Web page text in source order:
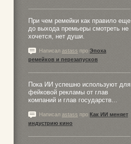
При чем ремейки как правило еще
до выхода премьеры смотреть не
хочется, нет души.
Написал astass про Эпоха
ремейков и перезапусков
Пока ИИ успешно используют для
фейковой рекламы от глав
компаний и глав государств...
Написал astass про Как ИИ меняет
индустрию кино